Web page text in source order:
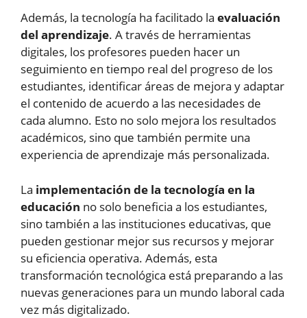
Además, la tecnología ha facilitado la evaluación
del aprendizaje. A través de herramientas
digitales, los profesores pueden hacer un
seguimiento en tiempo real del progreso de los
estudiantes, identificar áreas de mejora y adaptar
el contenido de acuerdo a las necesidades de
cada alumno. Esto no solo mejora los resultados
académicos, sino que también permite una
experiencia de aprendizaje más personalizada.
La implementación de la tecnología en la
educación no solo beneficia a los estudiantes,
sino también a las instituciones educativas, que
pueden gestionar mejor sus recursos y mejorar
su eficiencia operativa. Además, esta
transformación tecnológica está preparando a las
nuevas generaciones para un mundo laboral cada
vez más digitalizado.